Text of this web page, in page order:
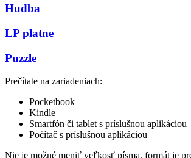
Hudba
LP platne
Puzzle
Prečítate na zariadeniach:
Pocketbook
Kindle
Smartfón či tablet s príslušnou aplikáciou
Počítač s príslušnou aplikáciou
Nie je možné meniť veľkosť písma, formát je